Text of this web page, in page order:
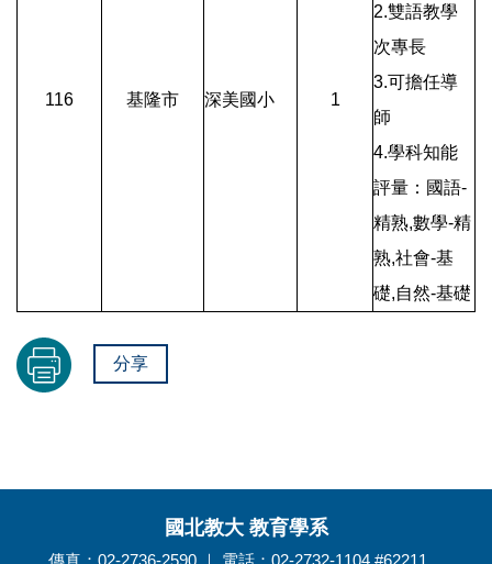
116 基隆市 深美國小 1
2.雙語教學
次專長
3.可擔任導
師
4.學科知能
評量：國語-
精熟,數學-精
熟,社會-基
礎,自然-基礎
分享
國北教大 教育學系
傳真：02-2736-2590 ｜ 電話：02-2732-1104 #62211、